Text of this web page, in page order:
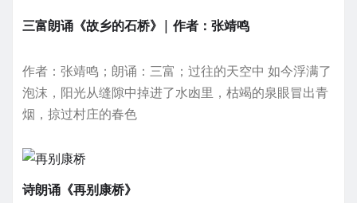
三富朗诵《故乡的石桥》| 作者：张靖鸣
作者：张靖鸣；朗诵：三富；过往的天空中 如今浮满了
泡沫，阳光从缝隙中掉进了水凼里，枯竭的泉眼冒出青
烟，掠过村庄的春色
诗朗诵《再别康桥》